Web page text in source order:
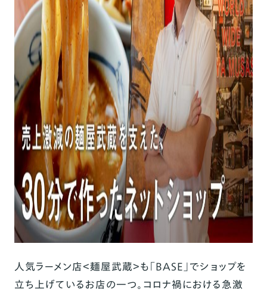
人気ラーメン店＜麺屋武蔵＞も「BASE」でショップを
立ち上げているお店の一つ。コロナ禍における急激